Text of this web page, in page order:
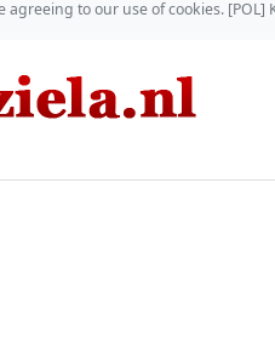
agreeing to our use of cookies.